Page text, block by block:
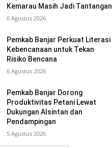
Kemarau Masih Jadi Tantangan
6 Agustus 2026
Pemkab Banjar Perkuat Literasi
Kebencanaan untuk Tekan
Risiko Bencana
6 Agustus 2026
Pemkab Banjar Dorong
Produktivitas Petani Lewat
Dukungan Alsintan dan
Pendampingan
5 Agustus 2026